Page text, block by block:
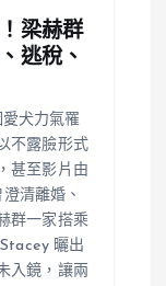
梁赫群
逃稅、
犬力氣罹
不露臉形式
甚至影片由
清離婚、
群一家搭乘
曬出
入鏡，讓兩